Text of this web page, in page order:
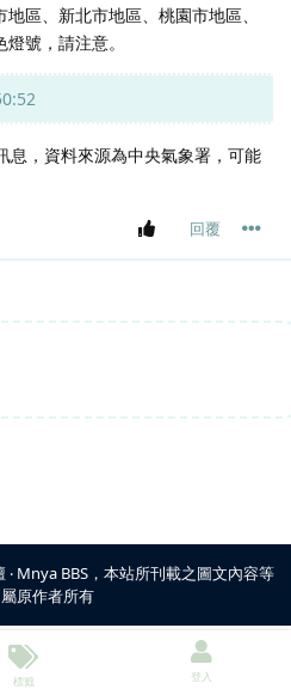
區、新北市地區、桃園市地區、
號，請注意。
，資料來源為中央氣象署，可能
回覆
‧ Mnya BBS，本站所刊載之圖文內容等
原作者所有
標籤 登入